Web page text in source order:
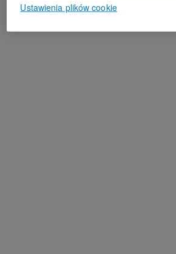
Ustawienia plików cookie